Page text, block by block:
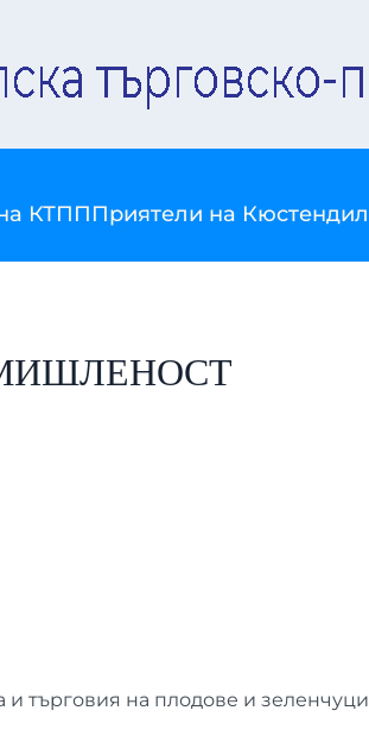
КТПППриятели на Кюстендил
и търговия на плодове и зеленчуци